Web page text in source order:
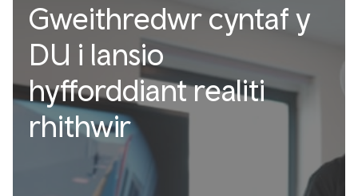
Gweithredwr cyntaf y DU i
lansio hyfforddiant realiti
rhithwir
Gweithredwr cyntaf y
DU i lansio
hyfforddiant realiti
rhithwir